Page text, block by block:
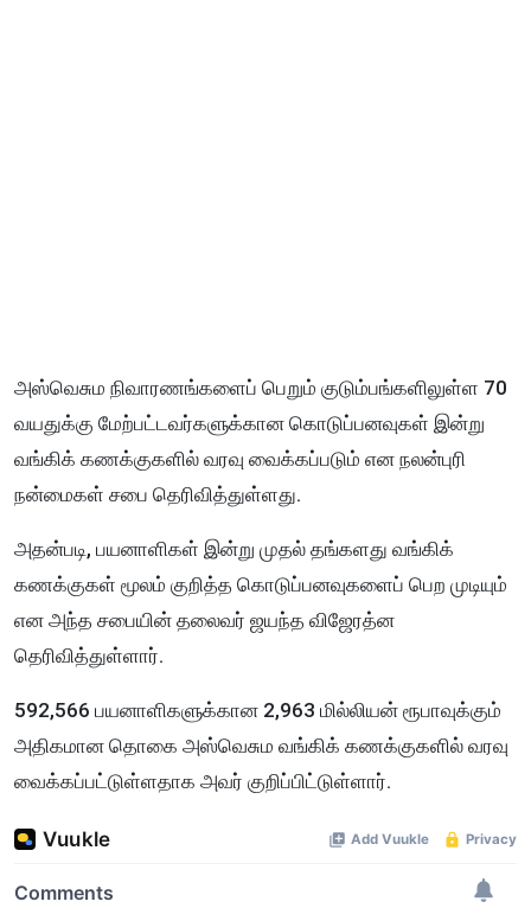
அஸ்வெசும நிவாரணங்களைப் பெறும் குடும்பங்களிலுள்ள 70
வயதுக்கு மேற்பட்டவர்களுக்கான கொடுப்பனவுகள் இன்று
வங்கிக் கணக்குகளில் வரவு வைக்கப்படும் என நலன்புரி
நன்மைகள் சபை தெரிவித்துள்ளது.
அதன்படி, பயனாளிகள் இன்று முதல் தங்களது வங்கிக்
கணக்குகள் மூலம் குறித்த கொடுப்பனவுகளைப் பெற முடியும்
என அந்த சபையின் தலைவர் ஜயந்த விஜேரத்ன
தெரிவித்துள்ளார்.
592,566 பயனாளிகளுக்கான 2,963 மில்லியன் ரூபாவுக்கும்
அதிகமான தொகை அஸ்வெசும வங்கிக் கணக்குகளில் வரவு
வைக்கப்பட்டுள்ளதாக அவர் குறிப்பிட்டுள்ளார்.